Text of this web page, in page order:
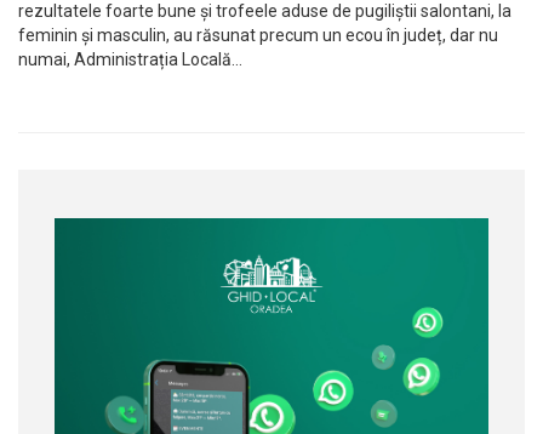
rezultatele foarte bune și trofeele aduse de pugiliștii salontani, la
feminin și masculin, au răsunat precum un ecou în județ, dar nu
numai, Administrația Locală…